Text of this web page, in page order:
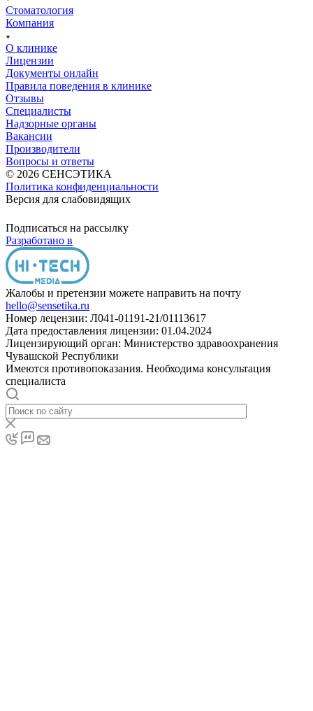
Стоматология
Компания
О клинике
Лицензии
Документы онлайн
Правила поведения в клинике
Отзывы
Специалисты
Надзорные органы
Вакансии
Производители
Вопросы и ответы
© 2026 СЕНСЭТИКА
Политика конфиденциальности
Версия для слабовидящих
Подписаться на рассылку
Разработано в
Жалобы и претензии можете направить на почту
hello@sensetika.ru
Номер лецензии: Л041-01191-21/01113617
Дата предоставления лицензии: 01.04.2024
Лицензирующий орган: Министерство здравоохранения
Чувашской Республики
Имеются противопоказания. Необходима консультация
специалиста